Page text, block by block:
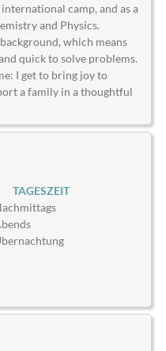
camp, and as a
and Physics.
which means
quick to solve problems.
I get to bring joy to
a family in a thoughtful
TAGESZEIT